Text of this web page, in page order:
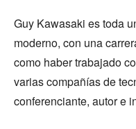
Guy Kawasaki es toda
moderno, con una
como haber trabajado
varias compañías de
conferenciante, autor e